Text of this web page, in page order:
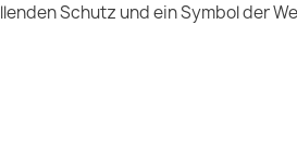
Schutz und ein Symbol der